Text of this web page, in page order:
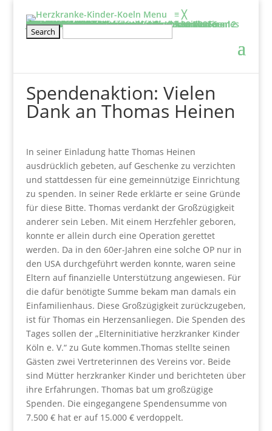
Menu ≡ ╳
Informieren
Über uns
Film: Projekte der Elterninitiative
Aufgaben & Ziele
Entstehung
Satzung
Vorstand
Kontakt
Schirmherr/frau
Tätigkeitsbericht
2025
2024
2023
2022
2021
2020
Projekte
Kölner Klinikclowns
Kunsttherapie
Besuchsdienst
Elternwohnung
Netzwerke und links
Wissenswertes
BHVK
Herzfenster & Info
Newsletter BVHK
Mitmachen
Veranstaltung
Geschwisterseminar für gesunde Kinder von 6 – 12 Jahre und ihre Eltern vom 25.09. – 27.09.2026
2026-Seminar für Eltern: Wir gehe ich mit meinen Ängsten um?
Wellenreiten- und Surf Kurs für herzkranke Teenies von 12 – 18 Jahren
Klettertraining für herzkranke Kinder und Geschwister ab 6 Jahre
Rückblick
Erfahrungsberichte
Mitglied werden
Stammtisch für Eltern von herzkranken Kindern
Kontakt
Spenden
Jetzt Spenden
Spendeneinsatz
Aktuelle Spendenprojekte
Vielen Dank
Spendenbescheinigung
Freistellungsbescheid
Spendenaktion: Vielen
Dank an Thomas Heinen
In seiner Einladung hatte Thomas Heinen
ausdrücklich gebeten, auf Geschenke zu verzichten
und stattdessen für eine gemeinnützige Einrichtung
zu spenden. In seiner Rede erklärte er seine Gründe
für diese Bitte. Thomas verdankt der Großzügigkeit
anderer sein Leben. Mit einem Herzfehler geboren,
konnte er allein durch eine Operation gerettet
werden. Da in den 60er-Jahren eine solche OP nur in
den USA durchgeführt werden konnte, waren seine
Eltern auf finanzielle Unterstützung angewiesen. Für
die dafür benötigte Summe bekam man damals ein
Einfamilienhaus. Diese Großzügigkeit zurückzugeben,
ist für Thomas ein Herzensanliegen. Die Spenden des
Tages sollen der „Elterninitiative herzkranker Kinder
Köln e. V.“ zu Gute kommen.Thomas stellte seinen
Gästen zwei Vertreterinnen des Vereins vor. Beide
sind Mütter herzkranker Kinder und berichteten über
ihre Erfahrungen. Thomas bat um großzügige
Spenden. Die eingegangene Spendensumme von
7.500 € hat er auf 15.000 € verdoppelt.